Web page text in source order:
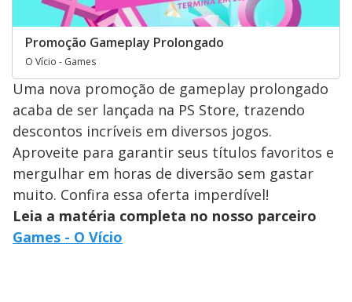
Promoção Gameplay Prolongado
O Vício - Games
Uma nova promoção de gameplay prolongado
acaba de ser lançada na PS Store, trazendo
descontos incríveis em diversos jogos.
Aproveite para garantir seus títulos favoritos e
mergulhar em horas de diversão sem gastar
muito. Confira essa oferta imperdível!
Leia a matéria completa no nosso parceiro
Games - O Vício